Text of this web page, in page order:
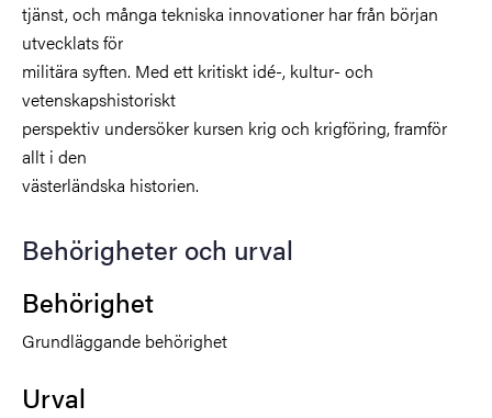
tjänst, och många tekniska innovationer har från början
utvecklats för
militära syften. Med ett kritiskt idé-, kultur- och
vetenskapshistoriskt
perspektiv undersöker kursen krig och krigföring, framför
allt i den
västerländska historien.
Behörigheter och urval
Behörighet
Grundläggande behörighet
Urval